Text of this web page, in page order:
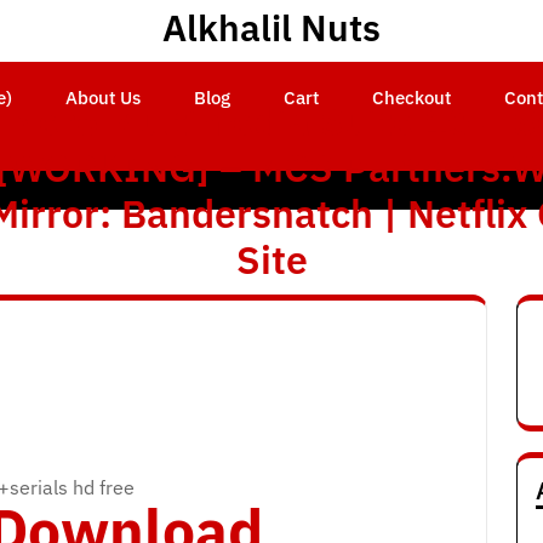
Alkhalil Nuts
About Us Blog Cart Checkout
Nero Multimedia Suite 10 +
– MCS
Bandersnatch | Netflix
Site
hd free